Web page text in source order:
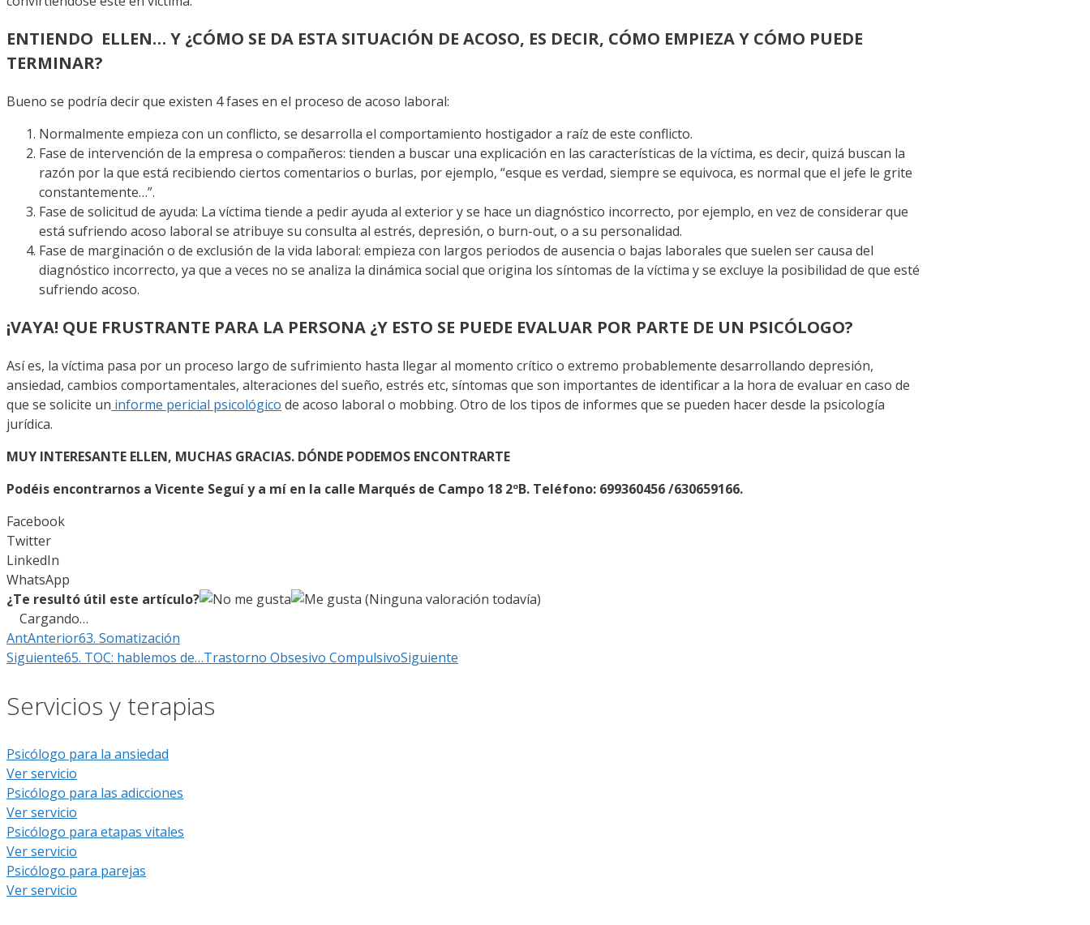
ENTIENDO ELLEN… Y ¿CÓMO SE DA ESTA SITUACIÓN DE ACOSO, ES DECIR, CÓMO EMPIEZA Y CÓMO PUEDE
TERMINAR?
Bueno se podría decir que existen 4 fases en el proceso de acoso laboral:
Normalmente empieza con un conflicto, se desarrolla el comportamiento hostigador a raíz de este conflicto.
Fase de intervención de la empresa o compañeros: tienden a buscar una explicación en las características de la víctima, es decir, quizá buscan la
razón por la que está recibiendo ciertos comentarios o burlas, por ejemplo, “esque es verdad, siempre se equivoca, es normal que el jefe le grite
constantemente…”.
Fase de solicitud de ayuda: La víctima tiende a pedir ayuda al exterior y se hace un diagnóstico incorrecto, por ejemplo, en vez de considerar que
está sufriendo acoso laboral se atribuye su consulta al estrés, depresión, o burn-out, o a su personalidad.
Fase de marginación o de exclusión de la vida laboral: empieza con largos periodos de ausencia o bajas laborales que suelen ser causa del
diagnóstico incorrecto, ya que a veces no se analiza la dinámica social que origina los síntomas de la víctima y se excluye la posibilidad de que esté
sufriendo acoso.
¡VAYA! QUE FRUSTRANTE PARA LA PERSONA ¿Y ESTO SE PUEDE EVALUAR POR PARTE DE UN PSICÓLOGO?
Así es, la víctima pasa por un proceso largo de sufrimiento hasta llegar al momento crítico o extremo probablemente desarrollando depresión,
ansiedad, cambios comportamentales, alteraciones del sueño, estrés etc, síntomas que son importantes de identificar a la hora de evaluar en caso de
que se solicite un informe pericial psicológico de acoso laboral o mobbing. Otro de los tipos de informes que se pueden hacer desde la psicología
jurídica.
MUY INTERESANTE ELLEN, MUCHAS GRACIAS. DÓNDE PODEMOS ENCONTRARTE
Podéis encontrarnos a Vicente Seguí y a mí en la calle Marqués de Campo 18 2ºB. Teléfono: 699360456 /630659166.
Facebook
Twitter
LinkedIn
WhatsApp
¿Te resultó útil este artículo?
(Ninguna valoración todavía)
Cargando…
AntAnterior63. Somatización
Siguiente65. TOC: hablemos de…Trastorno Obsesivo CompulsivoSiguiente
Servicios y terapias
Psicólogo para la ansiedad
Ver servicio
Psicólogo para las adicciones
Ver servicio
Psicólogo para etapas vitales
Ver servicio
Psicólogo para parejas
Ver servicio